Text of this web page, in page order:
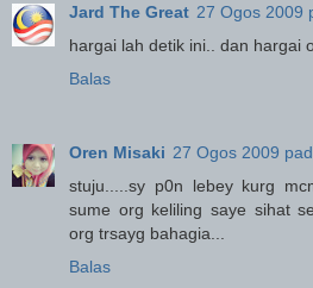
Jard The Great 27 Ogos 2009
hargai lah detik ini.. dan hargai
Balas
Oren Misaki 27 Ogos 2009
stuju.....sy p0n lebey kurg
sume org keliling saye sihat
org trsayg bahagia...
Balas